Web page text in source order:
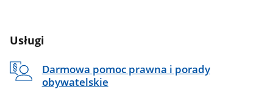
Usługi
Darmowa pomoc prawna i porady
obywatelskie